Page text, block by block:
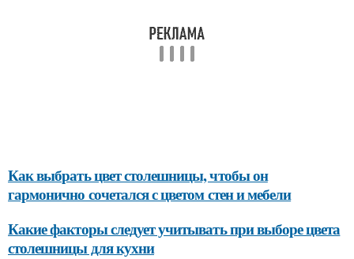
Как выбрать цвет столешницы, чтобы он
гармонично сочетался с цветом стен и мебели
Какие факторы следует учитывать при выборе цвета
столешницы для кухни